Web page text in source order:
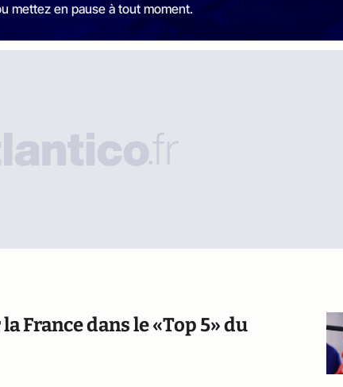
mettez en pause à tout moment.
France dans le «Top 5» du